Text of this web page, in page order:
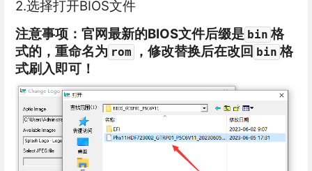
2.选择打开BIOS文件
注意事项：官网最新的BIOS文件后缀是 bin 格
式的，重命名为 rom ，修改替换后在改回 bin 格
式刷入即可！